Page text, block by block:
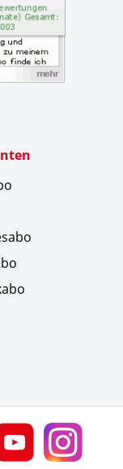
Lorenz
Leserservice
Lorenz